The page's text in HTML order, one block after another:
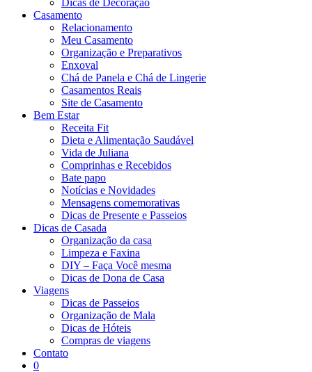
Dicas de Decoração
Casamento
Relacionamento
Meu Casamento
Organização e Preparativos
Enxoval
Chá de Panela e Chá de Lingerie
Casamentos Reais
Site de Casamento
Bem Estar
Receita Fit
Dieta e Alimentação Saudável
Vida de Juliana
Comprinhas e Recebidos
Bate papo
Notícias e Novidades
Mensagens comemorativas
Dicas de Presente e Passeios
Dicas de Casada
Organização da casa
Limpeza e Faxina
DIY – Faça Você mesma
Dicas de Dona de Casa
Viagens
Dicas de Passeios
Organização de Mala
Dicas de Hóteis
Compras de viagens
Contato
0